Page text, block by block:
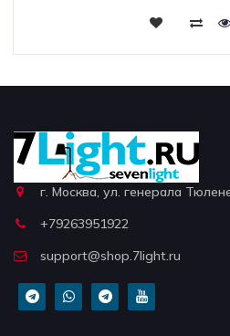
г. Москва, ул. генерала
+79263951922
support@shop.7light.ru